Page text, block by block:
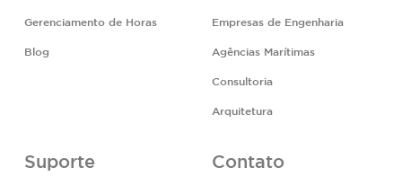
Gerenciamento de Horas
Blog
Empresas de Engenharia
Agências Marítimas
Consultoria
Arquitetura
Suporte Contato